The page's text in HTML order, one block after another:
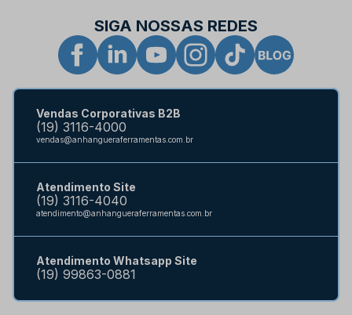
SIGA NOSSAS REDES
Vendas Corporativas B2B
(19) 3116-4000
vendas@anhangueraferramentas.com.br
Atendimento Site
(19) 3116-4040
atendimento@anhangueraferramentas.com.br
Atendimento Whatsapp Site
(19) 99863-0881